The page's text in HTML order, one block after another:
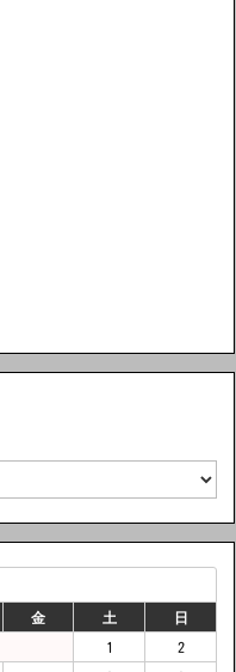
金 土 日
1 2